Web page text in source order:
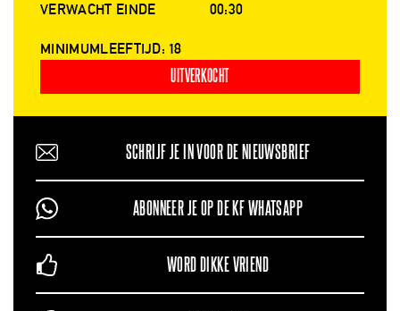
VERWACHT EINDE 00:30
MINIMUMLEEFTIJD: 18
UITVERKOCHT
SCHRIJF JE IN VOOR DE NIEUWSBRIEF
ABONNEER JE OP DE KF WHATSAPP
WORD DIKKE VRIEND